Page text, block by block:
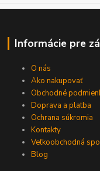
Informácie pre
O nás
Ako nakupovať
Obchodné
Doprava a platba
Ochrana súkromia
Kontakty
Veľkoobchodná
Blog